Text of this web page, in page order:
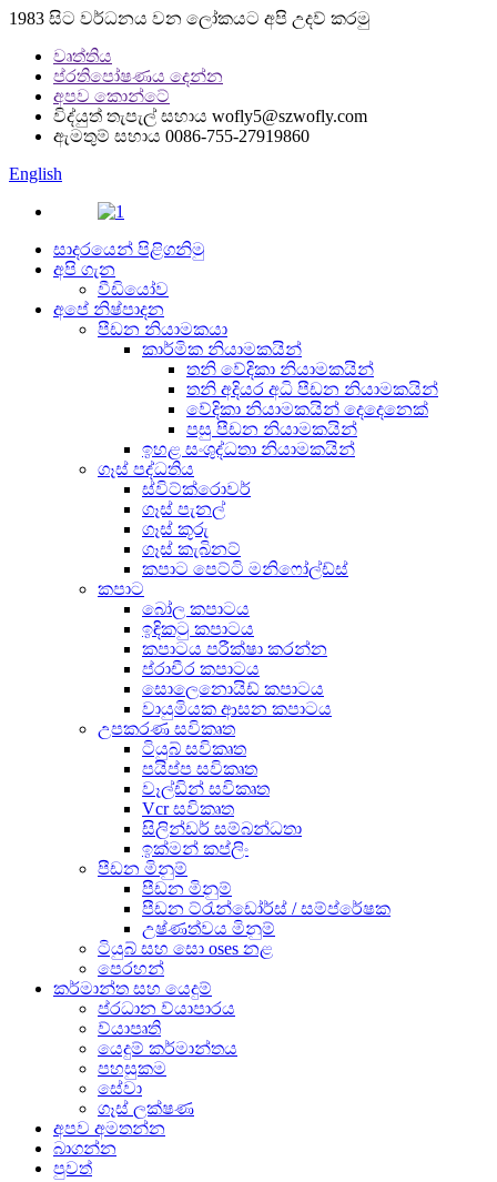
1983 සිට වර්ධනය වන ලෝකයට අපි උදව් කරමු
වෘත්තිය
ප්රතිපෝෂණය දෙන්න
අපව කොන්ටේ
විද්යුත් තැපැල් සහාය wofly5@szwofly.com
ඇමතුම් සහාය 0086-755-27919860
English
සාදරයෙන් පිළිගනිමු
අපි ගැන
වීඩියෝව
අපේ නිෂ්පාදන
පීඩන නියාමකයා
කාර්මික නියාමකයින්
තනි වේදිකා නියාමකයින්
තනි අදියර අධි පීඩන නියාමකයින්
වේදිකා නියාමකයින් දෙදෙනෙක්
පසු පීඩන නියාමකයින්
ඉහළ සංශුද්ධතා නියාමකයින්
ගෑස් පද්ධතිය
ස්විට්ක්රොවර්
ගෑස් පැනල්
ගෑස් කූරු
ගෑස් කැබිනට්
කපාට පෙට්ටි මනිෆෝල්ඩ්ස්
කපාට
බෝල කපාටය
ඉඳිකටු කපාටය
කපාටය පරීක්ෂා කරන්න
ප්රාචීර කපාටය
සොලෙනොයිඩ් කපාටය
වායුමියක ආසන කපාටය
උපකරණ සවිකෘත
ටියුබ් සවිකෘත
පයිප්ප සවිකෘත
වෑල්ඩින් සවිකෘත
Vcr සවිකෘත
සිලින්ඩර් සම්බන්ධතා
ඉක්මන් කප්ලිං
පීඩන මිනුම්
පීඩන මිනුම්
පීඩන ට්රැන්ඩෝර්ස් / සම්ප්රේෂක
උෂ්ණත්වය මිනුම්
ටියුබ් සහ සො oses නළ
පෙරහන්
කර්මාන්ත සහ යෙදුම්
ප්රධාන ව්යාපාරය
ව්යාපෘති
යෙදුම් කර්මාන්තය
පහසුකම
සේවා
ගෑස් ලක්ෂණ
අපව අමතන්න
බාගන්න
පුවත්